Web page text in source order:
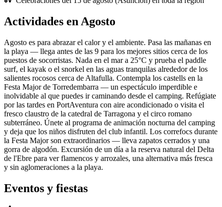
Actividades en Agosto
Agosto es para abrazar el calor y el ambiente. Pasa las mañanas en
la playa — llega antes de las 9 para los mejores sitios cerca de los
puestos de socorristas. Nada en el mar a 25°C y prueba el paddle
surf, el kayak o el snorkel en las aguas tranquilas alrededor de los
salientes rocosos cerca de Altafulla. Contempla los castells en la
Festa Major de Torredembarra — un espectáculo imperdible e
inolvidable al que puedes ir caminando desde el camping. Refúgiate
por las tardes en PortAventura con aire acondicionado o visita el
fresco claustro de la catedral de Tarragona y el circo romano
subterráneo. Únete al programa de animación nocturna del camping
y deja que los niños disfruten del club infantil. Los correfocs durante
la Festa Major son extraordinarios — lleva zapatos cerrados y una
gorra de algodón. Excursión de un día a la reserva natural del Delta
de l'Ebre para ver flamencos y arrozales, una alternativa más fresca
y sin aglomeraciones a la playa.
Eventos y fiestas